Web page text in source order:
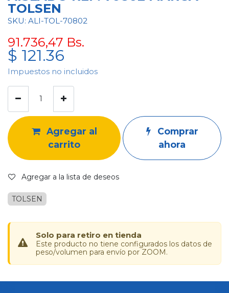
TOLSEN
SKU: ALI-TOL-70802
91.736,47 Bs.
$ 121.36
Impuestos no incluidos
Agregar al
carrito
Comprar
ahora
Agregar a la lista de deseos
TOLSEN
Solo para retiro en tienda
Este producto no tiene configurados los datos de
peso/volumen para envío por ZOOM.